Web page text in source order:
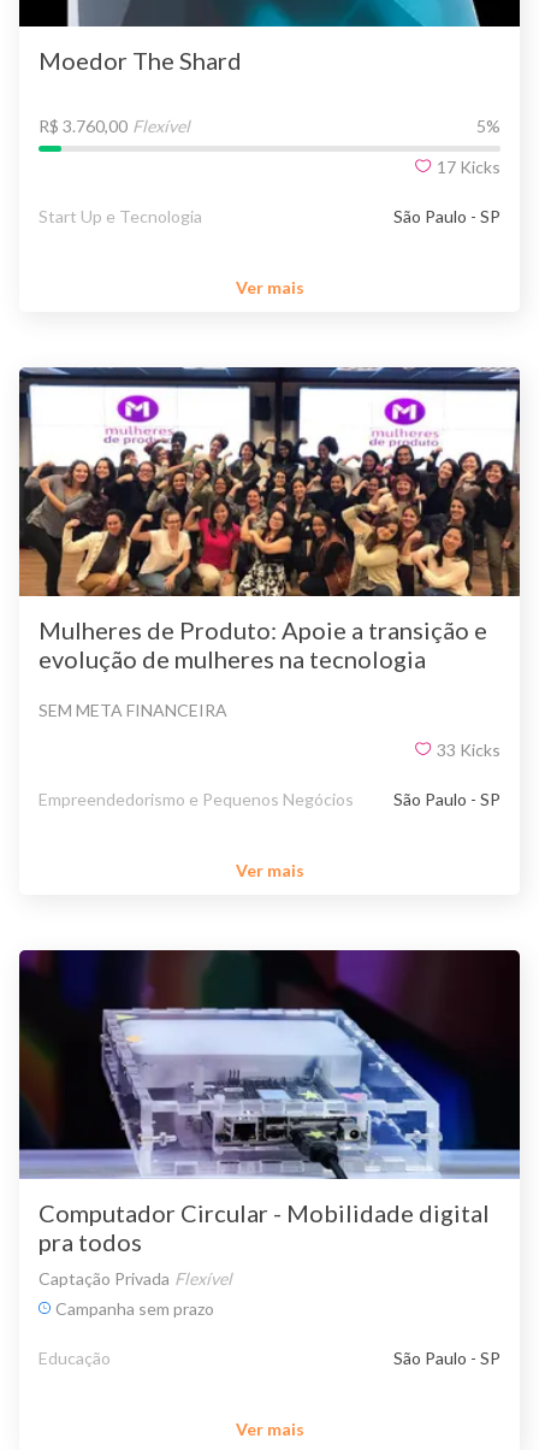
Moedor The Shard
R$ 3.760,00 Flexível 5%
17 Kicks
Start Up e Tecnologia São Paulo - SP
Ver mais
Mulheres de Produto: Apoie a transição e
evolução de mulheres na tecnologia
SEM META FINANCEIRA
33 Kicks
Empreendedorismo e Pequenos Negócios São Paulo - SP
Ver mais
Computador Circular - Mobilidade digital
pra todos
Captação Privada Flexível
Campanha sem prazo
Educação São Paulo - SP
Ver mais